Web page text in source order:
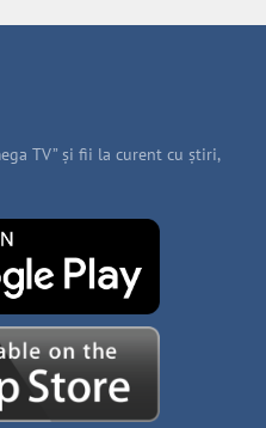
TV” și fii la curent cu știri,